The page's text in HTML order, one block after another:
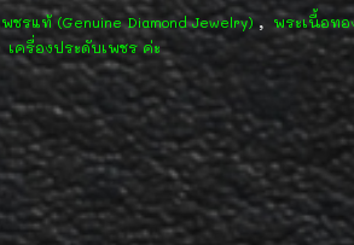
ชรแท้ (Genuine Diamond Jewelry), พระเนื้อทอ
เครื่องประดับเพชร ค่ะ